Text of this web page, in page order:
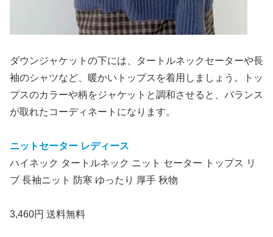
ダウンジャケットの下には、タートルネックセーターや長
袖のシャツなど、暖かいトップスを着用しましょう。トッ
プスのカラーや柄をジャケットと調和させると、バランス
が取れたコーディネートになります。
ニットセーター レディース
ハイネック タートルネック ニット セーター トップス リ
ブ 長袖ニット 防寒 ゆったり 厚手 秋物
3,460円 送料無料